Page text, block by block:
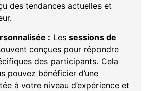
des tendances actuelles et
: Les sessions de
conçues pour répondre
des participants. Cela
pouvez bénéficier d’une
à votre niveau d’expérience et